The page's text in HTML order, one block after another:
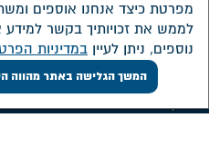
חתימה ממוחשבת
מדיניות פרטיות​
שירות לקוחות
מפרטת כיצד אנחנו אוספים
לממש את זכויותיך בקשר למידע
נוספים, ניתן לעיין במדיניות
המשך הגלישה באתר מהווה